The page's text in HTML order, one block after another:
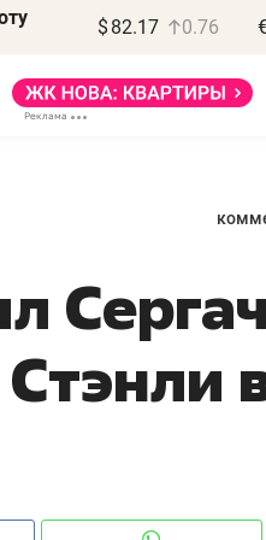
$ 82.17 0.76